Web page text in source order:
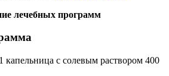
лечебных программ
капельница с солевым раствором 400